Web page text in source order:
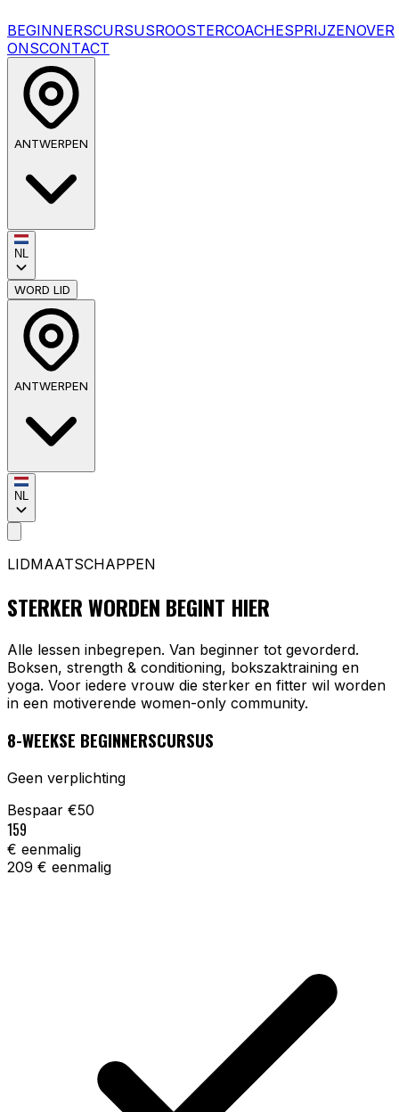
BEGINNERSCURSUSROOSTERCOACHESPRIJZENOVER
ONSCONTACT
ANTWERPEN
NL
WORD LID
ANTWERPEN
NL
LIDMAATSCHAPPEN
STERKER WORDEN BEGINT HIER
Alle lessen inbegrepen. Van beginner tot gevorderd.
Boksen, strength & conditioning, bokszaktraining en
yoga. Voor iedere vrouw die sterker en fitter wil worden
in een motiverende women-only community.
8-WEEKSE BEGINNERSCURSUS
Geen verplichting
Bespaar €50
159
€ eenmalig
209 € eenmalig